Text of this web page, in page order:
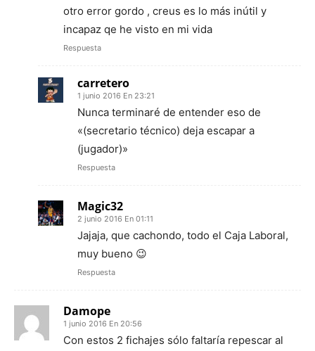
otro error gordo , creus es lo más inútil y
incapaz qe he visto en mi vida
Respuesta
carretero
1 junio 2016 En 23:21
Nunca terminaré de entender eso de
«(secretario técnico) deja escapar a
(jugador)»
Respuesta
Magic32
2 junio 2016 En 01:11
Jajaja, que cachondo, todo el Caja Laboral,
muy bueno 😉
Respuesta
Damope
1 junio 2016 En 20:56
Con estos 2 fichajes sólo faltaría repescar al